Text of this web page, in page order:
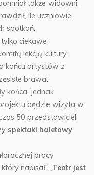
także widowni,
ile uczniowie
spotkań.
ciekawe
lekcją kultury,
końcu artystów z
brawa.
końca, jednak
będzie wizyta w
50 przedstawicieli
spektakl baletowy
pracy
napisał: „Teatr jest